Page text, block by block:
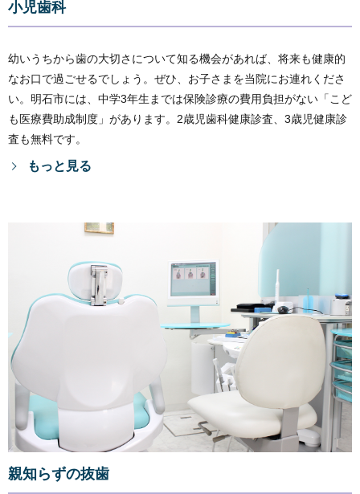
小児歯科
幼いうちから歯の大切さについて知る機会があれば、将来も健康的
なお口で過ごせるでしょう。ぜひ、お子さまを当院にお連れくださ
い。明石市には、中学3年生までは保険診療の費用負担がない「こど
も医療費助成制度」があります。2歳児歯科健康診査、3歳児健康診
査も無料です。
もっと見る
親知らずの抜歯